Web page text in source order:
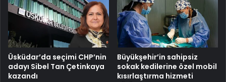
Üsküdar’da seçimi CHP’nin
adayı Sibel Tan Çetinkaya
kazandı
Büyükşehir’in sahipsiz
sokak kedilerine özel mobil
kısırlaştırma hizmeti